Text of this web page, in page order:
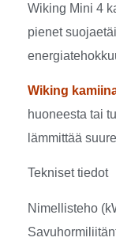
Wiking Mini 4
pienet
Wiking
huoneesta tai
lämmittää
Tekniset tiedot